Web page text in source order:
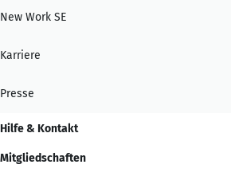
New Work SE
Karriere
Presse
Hilfe & Kontakt
Mitgliedschaften